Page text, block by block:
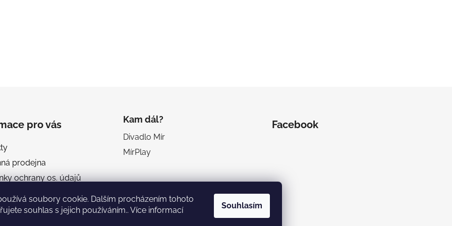
soubory cookie. Dalším procházením tohoto
souhlas s jejich používáním.. Více informací
Souhlasím
pro vás
prodejna
ochrany os. údajů
podmínky crowdfundingu
Kam dál?
Divadlo Mír
MírPlay
Facebook